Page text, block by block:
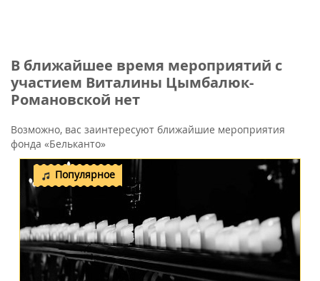
В ближайшее время мероприятий с
участием Виталины Цымбалюк-
Романовской нет
Возможно, вас заинтересуют ближайшие мероприятия
фонда «Бельканто»
Популярное